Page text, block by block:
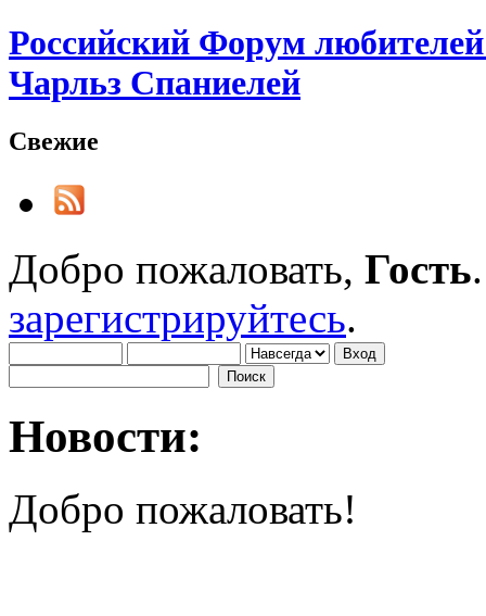
Российский Форум
Чарльз Спаниелей
Свежие
Добро пожаловать, Гость
зарегистрируйтесь.
Новости:
Добро пожаловать!